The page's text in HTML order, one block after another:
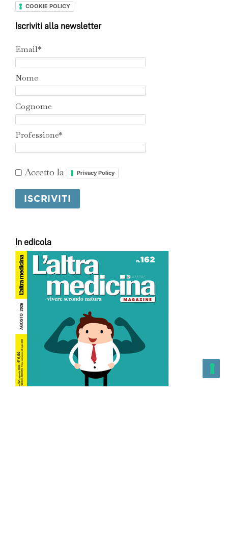
COOKIE POLICY
Iscriviti alla newsletter
Email*
Nome
Cognome
Professione*
Accetto la Privacy Policy
In edicola